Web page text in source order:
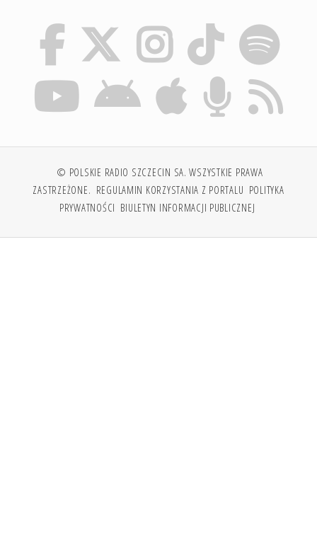
© POLSKIE RADIO SZCZECIN SA. WSZYSTKIE PRAWA
ZASTRZEŻONE. REGULAMIN KORZYSTANIA Z PORTALU POLITYKA
PRYWATNOŚCI BIULETYN INFORMACJI PUBLICZNEJ